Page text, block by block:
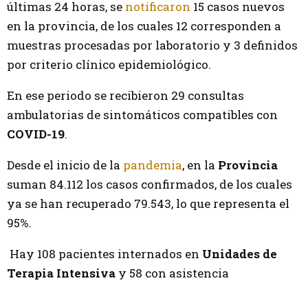
últimas 24 horas, se notificaron 15 casos nuevos
en la provincia, de los cuales 12 corresponden a
muestras procesadas por laboratorio y 3 definidos
por criterio clínico epidemiológico.
En ese periodo se recibieron 29 consultas
ambulatorias de sintomáticos compatibles con
COVID-19.
Desde el inicio de la pandemia, en la Provincia
suman 84.112 los casos confirmados, de los cuales
ya se han recuperado 79.543, lo que representa el
95%.
Hay 108 pacientes internados en Unidades de
Terapia Intensiva y 58 con asistencia